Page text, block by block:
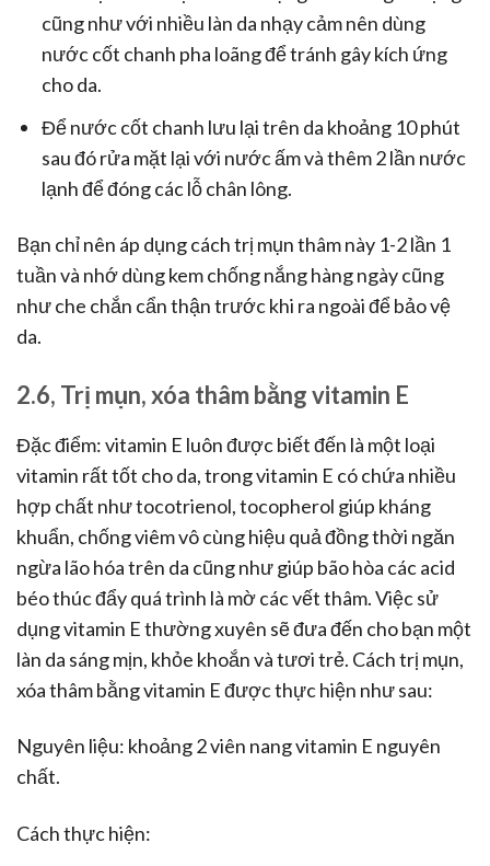
cũng như với nhiều làn da nhạy cảm nên dùng
nước cốt chanh pha loãng để tránh gây kích ứng
cho da.
Để nước cốt chanh lưu lại trên da khoảng 10 phút
sau đó rửa mặt lại với nước ấm và thêm 2 lần nước
lạnh để đóng các lỗ chân lông.
Bạn chỉ nên áp dụng cách trị mụn thâm này 1-2 lần 1
tuần và nhớ dùng kem chống nắng hàng ngày cũng
như che chắn cẩn thận trước khi ra ngoài để bảo vệ
da.
2.6, Trị mụn, xóa thâm bằng vitamin E
Đặc điểm: vitamin E luôn được biết đến là một loại
vitamin rất tốt cho da, trong vitamin E có chứa nhiều
hợp chất như tocotrienol, tocopherol giúp kháng
khuẩn, chống viêm vô cùng hiệu quả đồng thời ngăn
ngừa lão hóa trên da cũng như giúp bão hòa các acid
béo thúc đẩy quá trình là mờ các vết thâm. Việc sử
dụng vitamin E thường xuyên sẽ đưa đến cho bạn một
làn da sáng mịn, khỏe khoắn và tươi trẻ. Cách trị mụn,
xóa thâm bằng vitamin E được thực hiện như sau:
Nguyên liệu: khoảng 2 viên nang vitamin E nguyên
chất.
Cách thực hiện: